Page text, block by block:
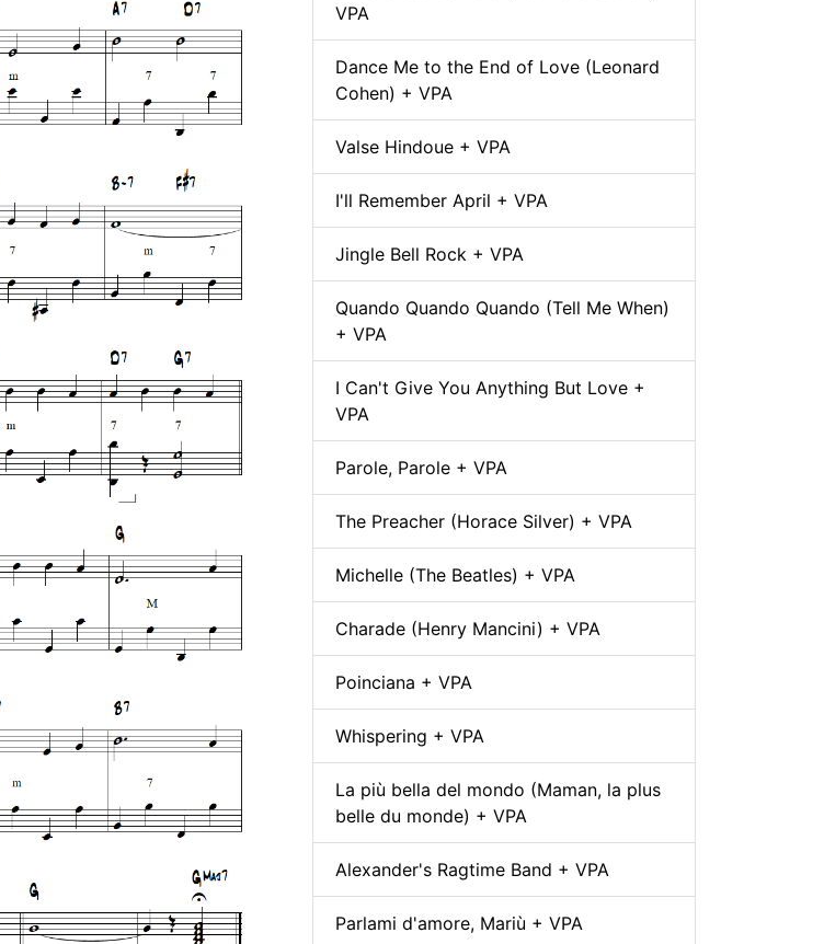
VPA
Dance Me to the End of Love (Leonard
Cohen) + VPA
Valse Hindoue + VPA
I'll Remember April + VPA
Jingle Bell Rock + VPA
Quando Quando Quando (Tell Me When)
+ VPA
I Can't Give You Anything But Love +
VPA
Parole, Parole + VPA
The Preacher (Horace Silver) + VPA
Michelle (The Beatles) + VPA
Charade (Henry Mancini) + VPA
Poinciana + VPA
Whispering + VPA
La più bella del mondo (Maman, la plus
belle du monde) + VPA
Alexander's Ragtime Band + VPA
Parlami d'amore, Mariù + VPA